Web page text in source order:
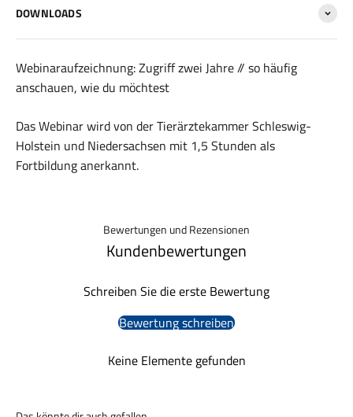
DOWNLOADS
Webinaraufzeichnung: Zugriff zwei Jahre // so häufig
anschauen, wie du möchtest
Das Webinar wird von der Tierärztekammer Schleswig-
Holstein und Niedersachsen mit 1,5 Stunden als
Fortbildung anerkannt.
Bewertungen und Rezensionen
Kundenbewertungen
Schreiben Sie die erste Bewertung
Bewertung schreiben
Keine Elemente gefunden